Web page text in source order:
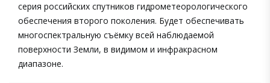
серия российских спутников гидрометеорологического
обеспечения второго поколения. Будет обеспечивать
многоспектральную съёмку всей наблюдаемой
поверхности Земли, в видимом и инфракрасном
диапазоне.